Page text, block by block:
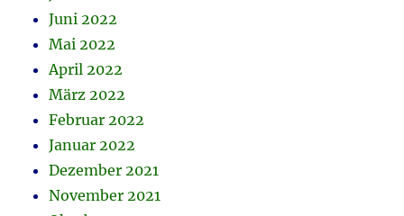
Juni 2022
Mai 2022
April 2022
März 2022
Februar 2022
Januar 2022
Dezember 2021
November 2021